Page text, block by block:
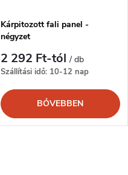
Kárpitozott fali panel -
négyzet
2 292 Ft-tól/ db
Szállítási idő: 10-12 nap
BŐVEBBEN